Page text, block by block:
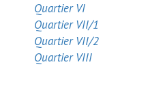
Quartier VI
Quartier VII/1
Quartier VII/2
Quartier VIII